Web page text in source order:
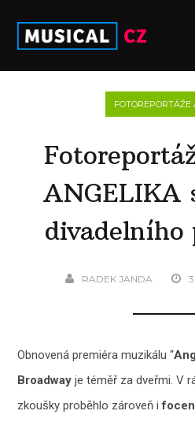
FOTOREPORTÁŽE
ANGELIKA
divadelního
RADEK JANDA
Obnovená premiéra muzikálu “
Broadway je téměř za dveřmi. V
zkoušky proběhlo zároveň i